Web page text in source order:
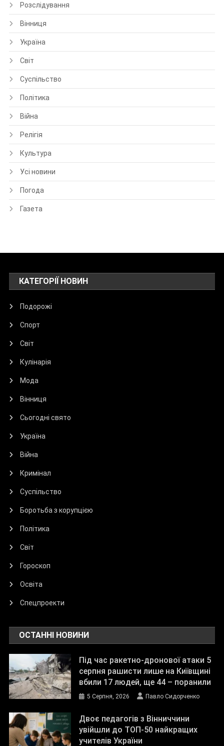
Розслідування
Вінниця
Україна
Світ
Суспільство
Політика
Війна
Релігія
Культура
Усі новини
Погода
Газета
КАТЕГОРІЇ НОВИН
Подорожі
Спорт
Світ
Кулінарія
Мода
Вінниця
Сьогодні свято
Україна
Війна
Кримінал
Суспільство
Боротьба з корупцією
Політика
Світ
Гороскоп
Освіта
Спецпроекти
ОСТАННІ НОВИНИ
Під час ракетно-дронової атаки 5
серпня рашисти лише на Київщині
вбили 17 людей, ще 44 – поранили
5 Серпня, 2026 Павло Сидорченко
Двоє педагогів з Вінниччини
увійшли до ТОП-50 найкращих
учителів України